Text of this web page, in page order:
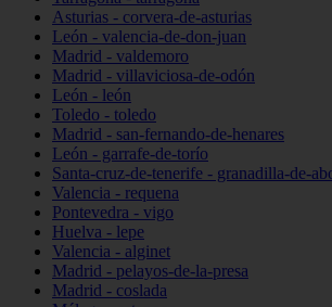
Asturias - corvera-de-asturias
León - valencia-de-don-juan
Madrid - valdemoro
Madrid - villaviciosa-de-odón
León - león
Toledo - toledo
Madrid - san-fernando-de-henares
León - garrafe-de-torío
Santa-cruz-de-tenerife - granadilla-de-
Valencia - requena
Pontevedra - vigo
Huelva - lepe
Valencia - alginet
Madrid - pelayos-de-la-presa
Madrid - coslada